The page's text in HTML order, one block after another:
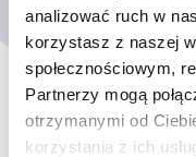
analizować ruch w
korzystasz z naszej
społecznościowym,
Partnerzy mogą
otrzymanymi od
korzystania z ich
Eksperci